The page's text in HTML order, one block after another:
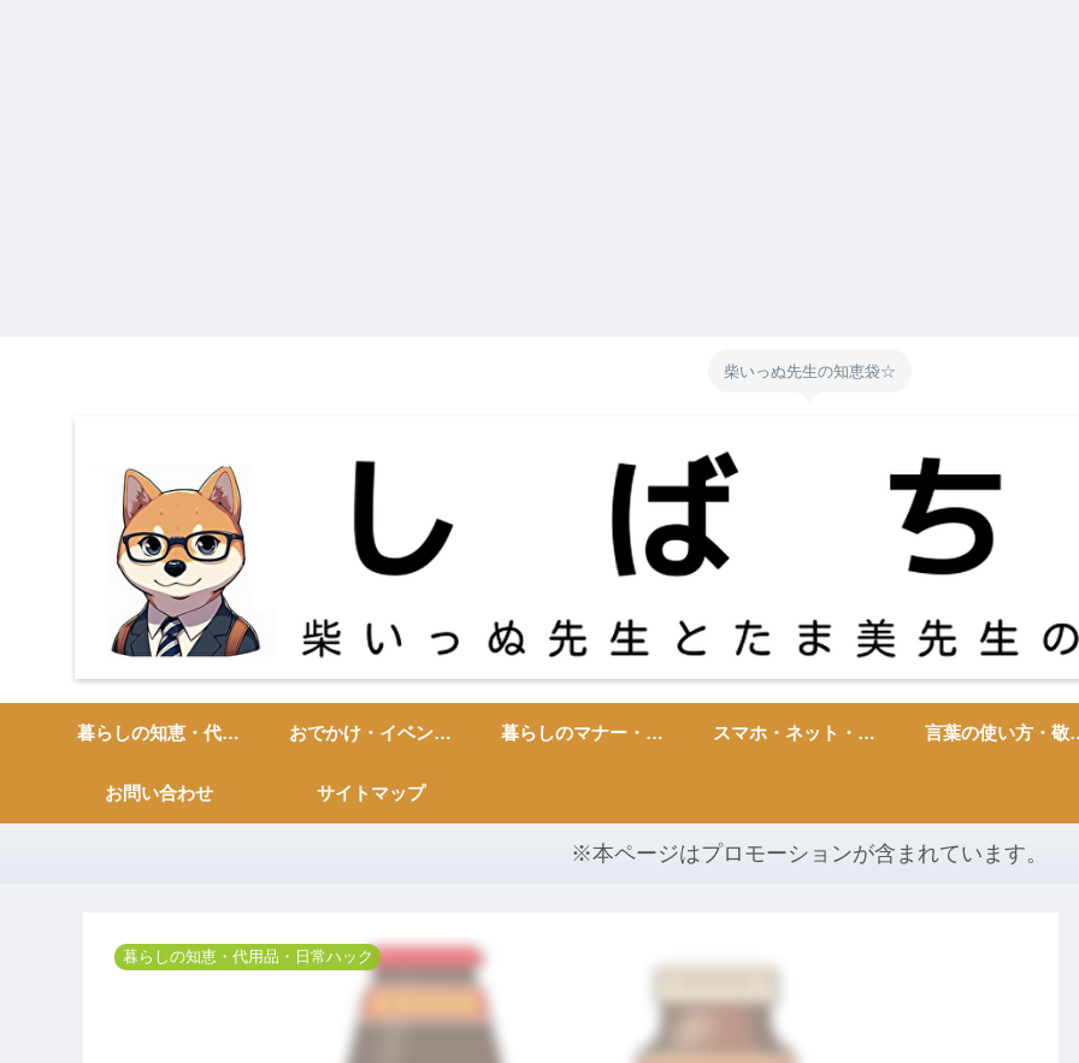
柴いっぬ先生の知恵袋☆
暮らしの知恵・代用品・日常ハック おでかけ・イベント・季節の行事 暮らしのマナー・雑学・心理 スマホ・ネット・ITトラブル 言葉の使
お問い合わせ サイトマップ
※本ページはプロモーションが含まれています。
暮らしの知恵・代用品・日常ハック